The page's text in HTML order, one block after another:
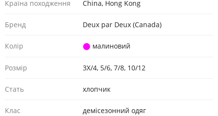
Країна походження China, Hong Kong
Бренд Deux par Deux (Canada)
Колір малиновий
Розмір 3Х/4, 5/6, 7/8, 10/12
Стать хлопчик
Клас демісезонний одяг